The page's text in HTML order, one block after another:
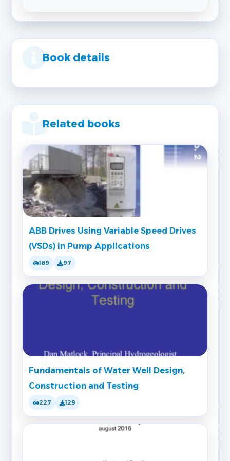
Book details
Related books
ABB Drives Using Variable Speed Drives
(VSDs) in Pump Applications
189 97
Fundamentals of Water Well Design,
Construction and Testing
227 129